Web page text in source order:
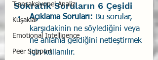
Transaksiyonel Analiz
Kuşaklar
Emotional Intelligence
Peer Support
Sokratik Soruların 6 Çeşidi
Açıklama Soruları: Bu sorular,
karşıdakinin ne söylediğini veya
ne anlama geldiğini netleştirmek
için kullanılır.